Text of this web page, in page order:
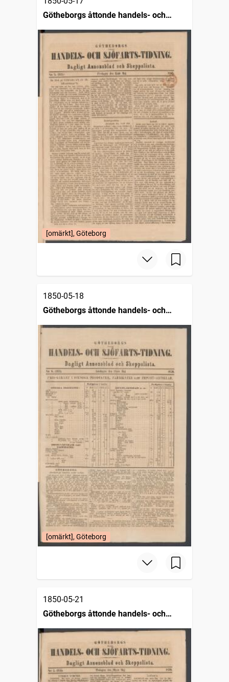
Götheborgs åttonde handels- och
[omärkt], Göteborg
1850-05-18
Götheborgs åttonde handels- och
sjöfartstidning, dagligt annonsblad och
[omärkt], Göteborg
1850-05-21
Götheborgs åttonde handels- och
sjöfartstidning, dagligt annonsblad och